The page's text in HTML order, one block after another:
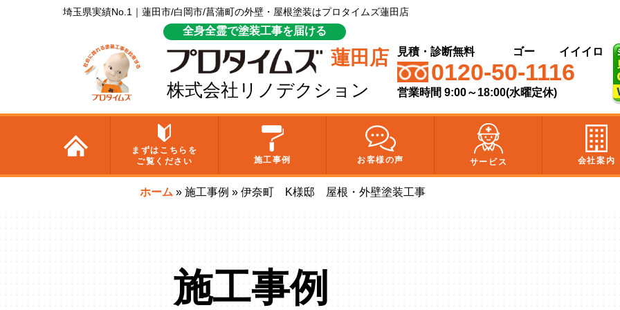
埼玉県実績No.1｜蓮田市/白岡市/菖蒲町の外壁・屋根塗装はプロタイムズ蓮田店
全身全霊で塗装工事を届ける
蓮田店
株式会社リノデクション
見積・診断無料 ゴー イイイロ
0120-50-1116
営業時間 9:00～18:00(水曜定休)
まずはこちらを
ご覧ください
施工事例 お客様の声 サービス 会社案内
ホーム » 施工事例 » 伊奈町 K様邸 屋根・外壁塗装工事
施工事例